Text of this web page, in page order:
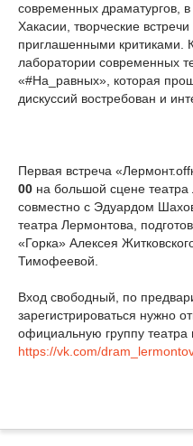
современных драматургов,
Хакасии, творческие
приглашенными критиками.
лаборатории современных
«#На_равных», которая
дискуссий востребован и
Первая встреча
00 на большой сцене
совместно с Эдуардом
театра Лермонтова,
«Горка» Алексея
Тимофеевой.
Вход свободный, по
зарегистрироваться нужно
официальную группу театра
https://vk.com/dram_lermontov